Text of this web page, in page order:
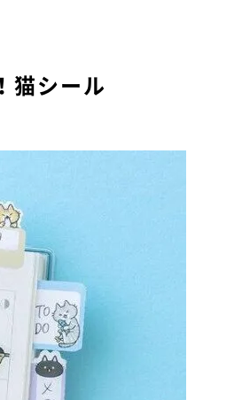
猫シール